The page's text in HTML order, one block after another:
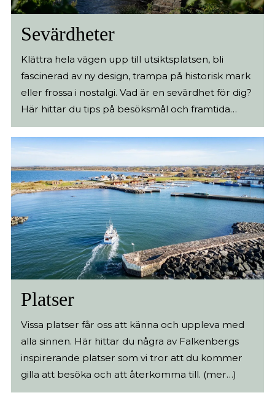
Sevärdheter
Klättra hela vägen upp till utsiktsplatsen, bli
fascinerad av ny design, trampa på historisk mark
eller frossa i nostalgi. Vad är en sevärdhet för dig?
Här hittar du tips på besöksmål och framtida
minnen från Falkenberg. (mer…)
Platser
Vissa platser får oss att känna och uppleva med
alla sinnen. Här hittar du några av Falkenbergs
inspirerande platser som vi tror att du kommer
gilla att besöka och att återkomma till. (mer…)